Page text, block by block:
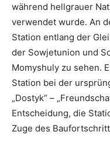
während hellgrauer
verwendet wurde. An
Station entlang der
der Sowjetunion und
Momyshuly zu sehen.
Station bei der
„Dostyk“ –
Entscheidung, die
Zuge des